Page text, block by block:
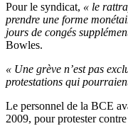
Pour le syndicat, « le
prendre une forme
jours de congés
Bowles.
« Une grève n’est pas
protestations qui
Le personnel de la BCE
2009, pour protester